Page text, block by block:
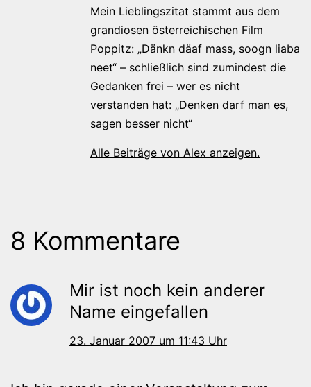
Mein Lieblingszitat stammt aus dem
grandiosen österreichischen Film
Poppitz: „Dänkn däaf mass, soogn liaba
neet“ – schließlich sind zumindest die
Gedanken frei – wer es nicht
verstanden hat: „Denken darf man es,
sagen besser nicht“
Alle Beiträge von Alex anzeigen.
8 Kommentare
Mir ist noch kein anderer
Name eingefallen
23. Januar 2007 um 11:43 Uhr